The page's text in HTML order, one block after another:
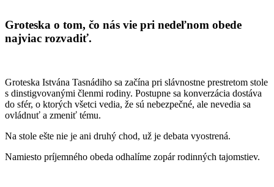
Groteska o tom, čo nás vie pri nedeľnom obede
najviac rozvadiť.
Groteska Istvána Tasnádiho sa začína pri slávnostne prestretom stole
s dinstigvovanými členmi rodiny. Postupne sa konverzácia dostáva
do sfér, o ktorých všetci vedia, že sú nebezpečné, ale nevedia sa
ovládnuť a zmeniť tému.
Na stole ešte nie je ani druhý chod, už je debata vyostrená.
Namiesto príjemného obeda odhalíme zopár rodinných tajomstiev.